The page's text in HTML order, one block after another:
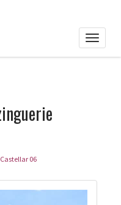
Toggle
06